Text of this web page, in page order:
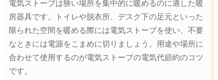
電気ストーブは狭い場所を集中的に暖めるのに適した暖
房器具です。トイレや脱衣所、デスク下の足元といった
限られた空間を暖める際には電気ストーブを使い、不要
なときには電源をこまめに切りましょう。用途や場所に
合わせて使用するのが電気ストーブの電気代節約のコツ
です。